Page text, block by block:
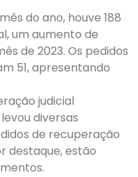
do ano, houve 188
um aumento de
de 2023. Os pedidos
51, apresentando
judicial
diversas
de recuperação
destaque, estão